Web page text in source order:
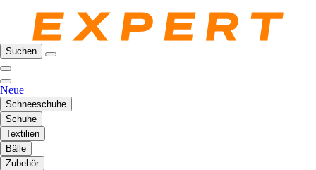
Suchen
Neue
Schneeschuhe
Schuhe
Textilien
Bälle
Zubehör